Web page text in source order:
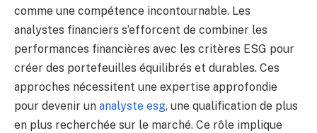
comme une compétence incontournable. Les
analystes financiers s’efforcent de combiner les
performances financières avec les critères ESG pour
créer des portefeuilles équilibrés et durables. Ces
approches nécessitent une expertise approfondie
pour devenir un analyste esg, une qualification de plus
en plus recherchée sur le marché. Ce rôle implique